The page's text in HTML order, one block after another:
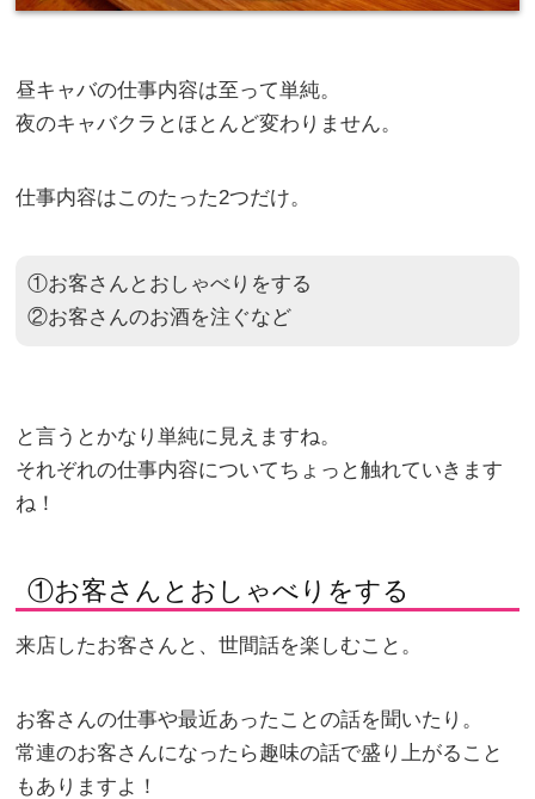
昼キャバの仕事内容は至って単純。
夜のキャバクラとほとんど変わりません。
仕事内容はこのたった2つだけ。
①お客さんとおしゃべりをする
②お客さんのお酒を注ぐなど
と言うとかなり単純に見えますね。
それぞれの仕事内容についてちょっと触れていきます
ね！
①お客さんとおしゃべりをする
来店したお客さんと、世間話を楽しむこと。
お客さんの仕事や最近あったことの話を聞いたり。
常連のお客さんになったら趣味の話で盛り上がること
もありますよ！